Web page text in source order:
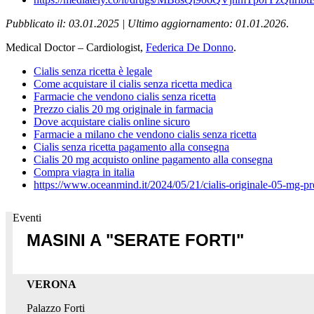
Pubblicato il: 03.01.2025 | Ultimo aggiornamento: 01.01.2026.
Medical Doctor – Cardiologist, Federica De Donno.
Cialis senza ricetta è legale
Come acquistare il cialis senza ricetta medica
Farmacie che vendono cialis senza ricetta
Prezzo cialis 20 mg originale in farmacia
Dove acquistare cialis online sicuro
Farmacie a milano che vendono cialis senza ricetta
Cialis senza ricetta pagamento alla consegna
Cialis 20 mg acquisto online pagamento alla consegna
Compra viagra in italia
https://www.oceanmind.it/2024/05/21/cialis-originale-05-mg-
Eventi
MASINI A "SERATE FORTI"
VERONA
Palazzo Forti